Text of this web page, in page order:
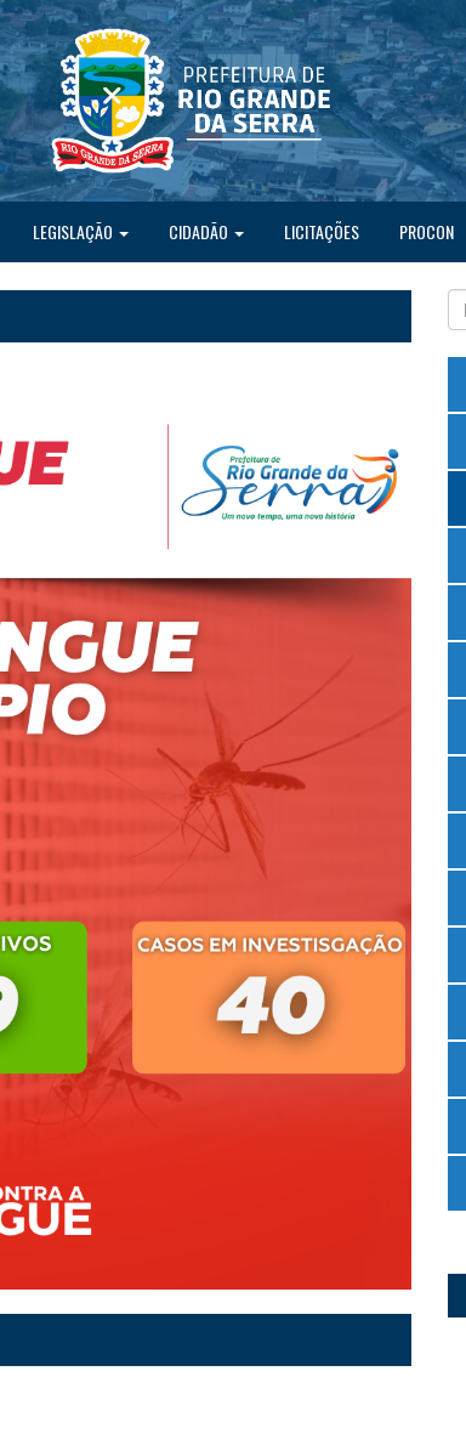
LEGISLAÇÃO CIDADÃO LICITAÇÕES PROCON